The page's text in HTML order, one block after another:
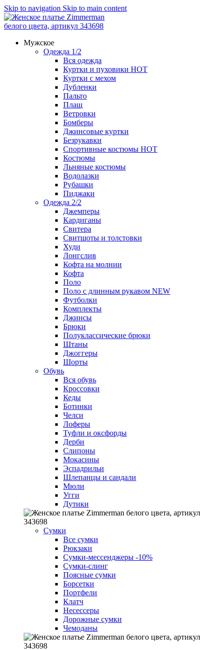
Skip to navigation Skip to main content
Мужское
Одежда 1/2
Вся одежда
Куртки и пуховики HOT
Куртки с мехом
Дубленки
Пальто
Плащ
Ветровки
Бомберы
Джинсовые куртки
Безрукавки
Спортивные костюмы HOT
Костюмы
Льняные костюмы
Водолазки
Рубашки
Пиджаки
Одежда 2/2
Джемперы
Кардиганы
Свитера
Свитшоты и толстовки
Худи
Лонгслив
Кофта на молнии
Кофта
Поло
Поло с длинным рукавом NEW
Футболки
Комплекты
Джинсы
Брюки
Полуклассические брюки
Штаны
Джоггеры
Шорты
Обувь
Вся обувь
Кроссовки
Кеды
Ботинки
Челси
Лоферы
Туфли и оксфорды
Дерби
Слипоны
Мокасины
Эспадрильи
Шлепанцы и сандали
Мюли
Угги
Дутики
Сумки
Все сумки
Рюкзаки
Сумки-мессенджеры -10%
Cумки-слинг
Поясные сумки
Борсетки
Портфели
Клатч
Несессеры
Дорожные сумки
Чемоданы